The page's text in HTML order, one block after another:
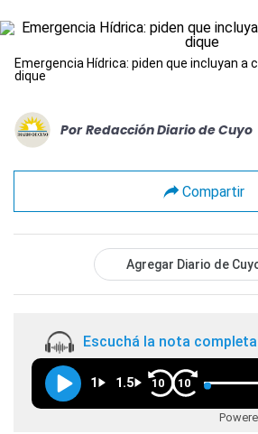
Emergencia Hídrica: piden que incluyan a
dique
Por Redacción Diario de Cuyo
Compartir
Agregar Diario de
Escuchá la nota completa
1 1.5 10 10